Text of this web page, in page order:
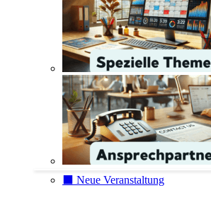
⬛️ Neue Veranstaltung